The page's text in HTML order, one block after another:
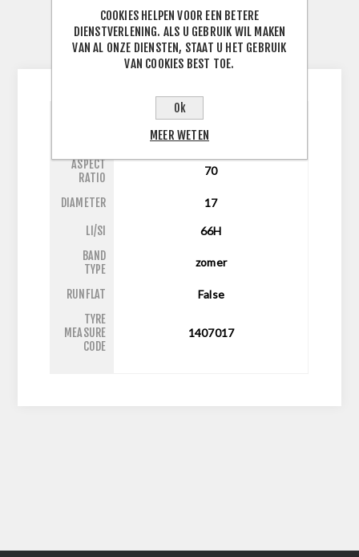
SPECIFICATIES
CONTACTEER ONS
140
ASPECT
RATIO
70
DIAMETER 17
LI/SI
66H
BAND
TYPE
zomer
RUNFLAT
False
TYRE
MEASURE
CODE
1407017
COOKIES HELPEN VOOR EEN BETERE
DIENSTVERLENING. ALS U GEBRUIK WIL MAKEN
VAN AL ONZE DIENSTEN, STAAT U HET GEBRUIK
VAN COOKIES BEST TOE.
Ok
MEER WETEN